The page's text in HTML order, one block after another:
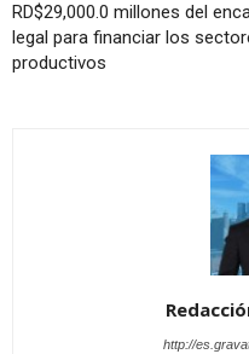
RD$29,000.0 millones del
legal para financiar los
productivos
http://